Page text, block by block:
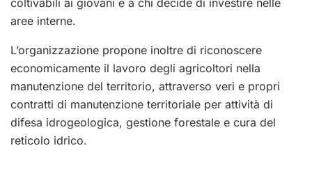
aree interne.
L’organizzazione propone inoltre di riconoscere
economicamente il lavoro degli agricoltori nella
manutenzione del territorio, attraverso veri e propri
contratti di manutenzione territoriale per attività di
difesa idrogeologica, gestione forestale e cura del
reticolo idrico.